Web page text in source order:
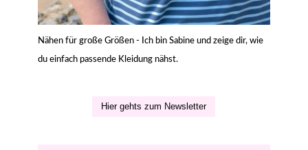
Nähen für große Größen - Ich bin Sabine und zeige dir, wie
du einfach passende Kleidung nähst.
Hier gehts zum Newsletter